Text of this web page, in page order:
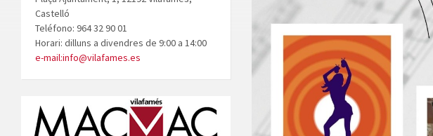
Castelló
Teléfono: 964 32 90 01
Horari: dilluns a divendres de 9:00 a 14:00
e-mail:info@vilafames.es